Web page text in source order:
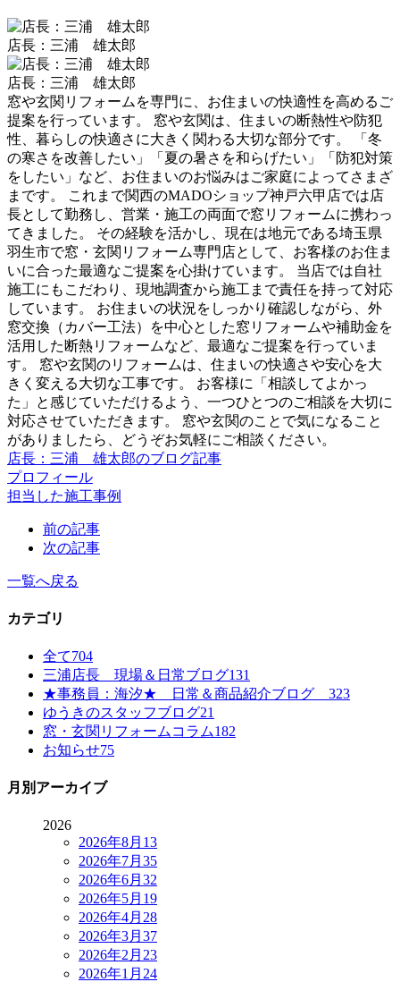
店長：三浦 雄太郎
店長：三浦 雄太郎
窓や玄関リフォームを専門に、お住まいの快適性を高めるご
提案を行っています。 窓や玄関は、住まいの断熱性や防犯
性、暮らしの快適さに大きく関わる大切な部分です。 「冬
の寒さを改善したい」「夏の暑さを和らげたい」「防犯対策
をしたい」など、お住まいのお悩みはご家庭によってさまざ
まです。 これまで関西のMADOショップ神戸六甲店では店
長として勤務し、営業・施工の両面で窓リフォームに携わっ
てきました。 その経験を活かし、現在は地元である埼玉県
羽生市で窓・玄関リフォーム専門店として、お客様のお住ま
いに合った最適なご提案を心掛けています。 当店では自社
施工にもこだわり、現地調査から施工まで責任を持って対応
しています。 お住まいの状況をしっかり確認しながら、外
窓交換（カバー工法）を中心とした窓リフォームや補助金を
活用した断熱リフォームなど、最適なご提案を行っていま
す。 窓や玄関のリフォームは、住まいの快適さや安心を大
きく変える大切な工事です。 お客様に「相談してよかっ
た」と感じていただけるよう、一つひとつのご相談を大切に
対応させていただきます。 窓や玄関のことで気になること
がありましたら、どうぞお気軽にご相談ください。
店長：三浦 雄太郎のブログ記事
プロフィール
担当した施工事例
前の記事
次の記事
一覧へ戻る
カテゴリ
全て704
三浦店長 現場＆日常ブログ131
★事務員：海汐★ 日常＆商品紹介ブログ 323
ゆうきのスタッフブログ21
窓・玄関リフォームコラム182
お知らせ75
月別アーカイブ
2026
2026年8月 13
2026年7月 35
2026年6月 32
2026年5月 19
2026年4月 28
2026年3月 37
2026年2月 23
2026年1月 24